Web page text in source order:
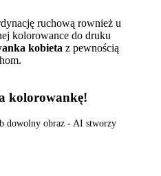
ruchową rownież u
kolorowance do druku
kobieta z pewnością
kolorowankę!
dowolny obraz - AI stworzy